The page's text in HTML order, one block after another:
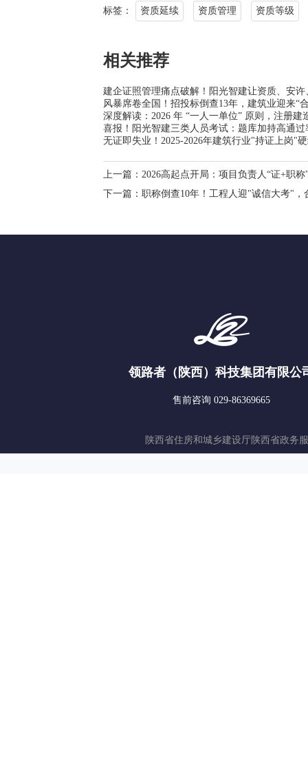
标签： 资质延续 资质管理 资质等级
相关推荐
建企证照管理痛点破解！阳光智建让资质、安
风暴席卷全国！招投标倒查13年，建筑业迎来“
深度解读：2026 年 “一人一单位” 原则，注册
喜报！阳光智建三类人员考试：题库加持高通
无证即失业！2025-2026年建筑行业"持证上岗"
上一篇： 2026高起点开局：项目负责人“证+职
下一篇： 职称倒查10年！工程人迎"诚信大考"，
领路者（陕西）科技集团有限公
售前咨询 029-86369665
陕西省住房和城乡建设厅陕西省政务